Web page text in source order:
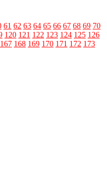
61 62 63 64 65 66 67 68 69 70
120 121 122 123 124 125 126
167 168 169 170 171 172 173